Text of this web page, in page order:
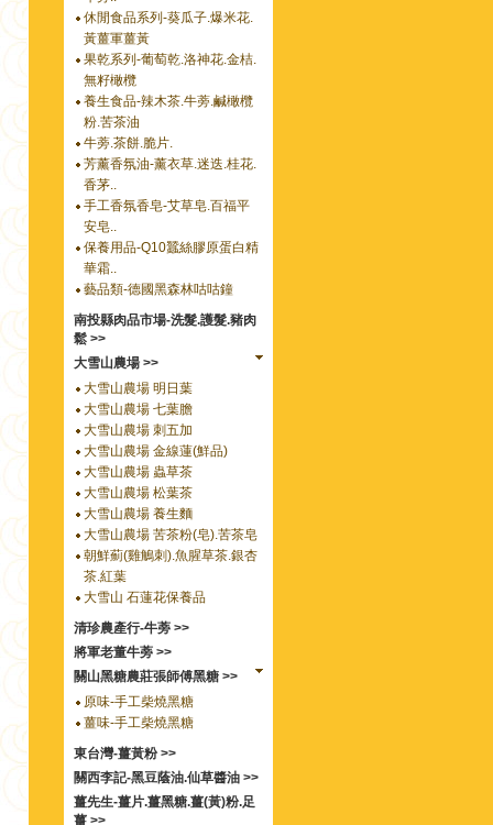
休閒食品系列-葵瓜子.爆米花.
黃薑軍薑黃
果乾系列-葡萄乾.洛神花.金桔.
無籽橄欖
養生食品-辣木茶.牛蒡.鹹橄欖
粉.苦茶油
牛蒡.茶餅.脆片.
芳薰香氛油-薰衣草.迷迭.桂花.
香茅..
手工香氛香皂-艾草皂.百福平
安皂..
保養用品-Q10蠶絲膠原蛋白精
華霜..
藝品類-德國黑森林咕咕鐘
南投縣肉品市場-洗髮.護髮.豬肉
鬆 >>
大雪山農場 >>
大雪山農場 明日葉
大雪山農場 七葉膽
大雪山農場 刺五加
大雪山農場 金線蓮(鮮品)
大雪山農場 蟲草茶
大雪山農場 松葉茶
大雪山農場 養生麵
大雪山農場 苦茶粉(皂).苦茶皂
朝鮮薊(雞鵤刺).魚腥草茶.銀杏
茶.紅葉
大雪山 石蓮花保養品
清珍農產行-牛蒡 >>
將軍老董牛蒡 >>
關山黑糖農莊張師傅黑糖 >>
原味-手工柴燒黑糖
薑味-手工柴燒黑糖
東台灣-薑黃粉 >>
關西李記-黑豆蔭油.仙草醬油 >>
薑先生-薑片.薑黑糖.薑(黃)粉.足
薑 >>